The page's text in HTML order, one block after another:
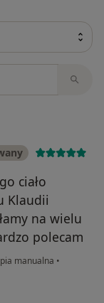
ciało
Klaudii
na wielu
polecam
manualna •